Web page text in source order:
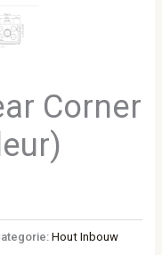
Corner
Hout Inbouw